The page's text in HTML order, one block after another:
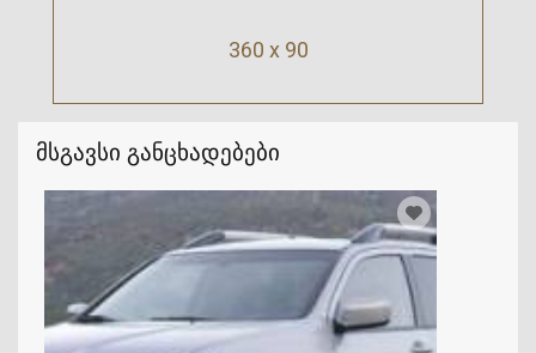
360 x 90
მსგავსი განცხადებები